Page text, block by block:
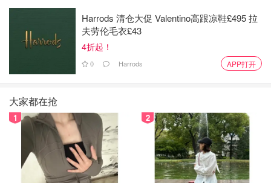
这一顿下来在湾区也得300刀了吧。强烈推荐🌟
Harrods 清仓大促 Valentino高跟凉鞋£495 拉
夫劳伦毛衣£43
4折起！
0 Harrods APP打开
大家都在抢
1 2